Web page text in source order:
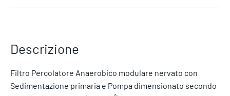
Descrizione
Filtro Percolatore Anaerobico modulare nervato con
Sedimentazione primaria e Pompa dimensionato secondo